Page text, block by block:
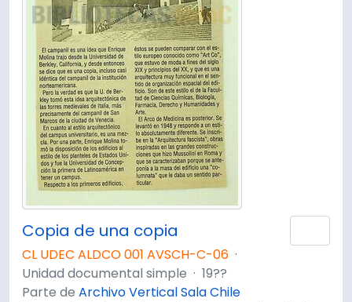
Copia de una copia
CL UDEC ALDCO 001 AVSCH-C-06 ·
Unidad documental simple · 19??
Parte de Archivo Vertical Sala Chile